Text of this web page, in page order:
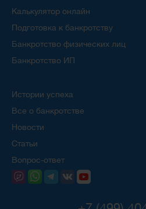
Калькулятор онлайн
Подготовка к банкротству
Банкротство физических лиц
Банкротство ИП
Истории успеха
Все о банкротстве
Новости
Статьи
Вопрос-ответ